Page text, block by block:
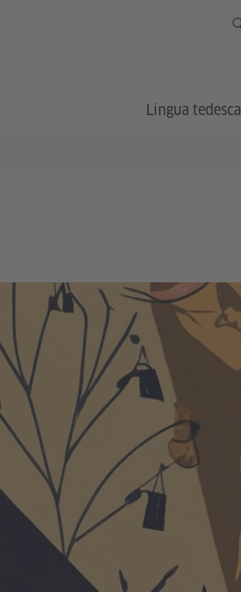
Lingua tedesca